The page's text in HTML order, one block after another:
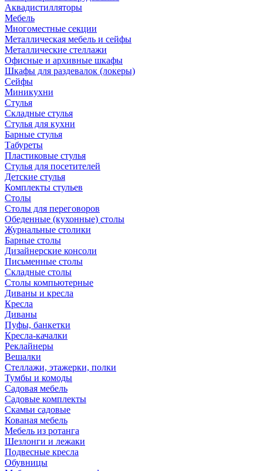
Аквадистилляторы
Мебель
Многоместные секции
Металлическая мебель и сейфы
Металлические стеллажи
Офисные и архивные шкафы
Шкафы для раздевалок (локеры)
Сейфы
Миникухни
Стулья
Складные стулья
Стулья для кухни
Барные стулья
Табуреты
Пластиковые стулья
Стулья для посетителей
Детские стулья
Комплекты стульев
Столы
Столы для переговоров
Обеденные (кухонные) столы
Журнальные столики
Барные столы
Дизайнерские консоли
Письменные столы
Складные столы
Столы компьютерные
Диваны и кресла
Кресла
Диваны
Пуфы, банкетки
Кресла-качалки
Реклайнеры
Вешалки
Стеллажи, этажерки, полки
Тумбы и комоды
Садовая мебель
Садовые комплекты
Скамьи садовые
Кованая мебель
Мебель из ротанга
Шезлонги и лежаки
Подвесные кресла
Обувницы